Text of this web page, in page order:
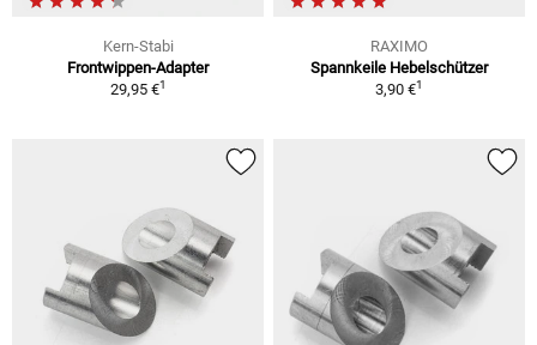
Kern-Stabi
Frontwippen-Adapter
29,95 €1
RAXIMO
Spannkeile Hebelschützer
3,90 €1